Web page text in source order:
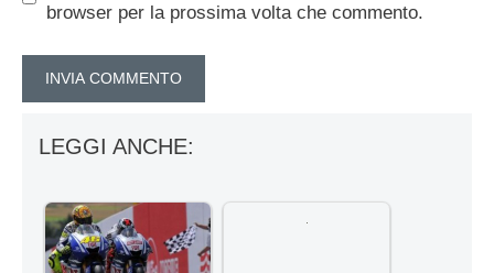
browser per la prossima volta che commento.
LEGGI ANCHE: